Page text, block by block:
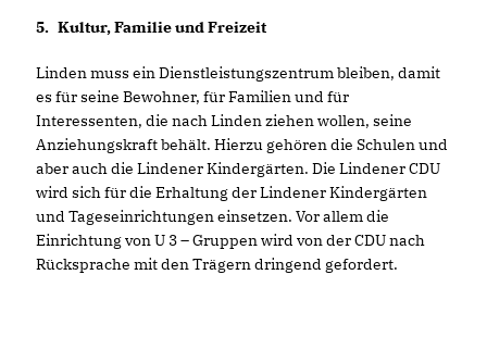
5. Kultur, Familie und Freizeit
Linden muss ein Dienstleistungszentrum bleiben, damit
es für seine Bewohner, für Familien und für
Interessenten, die nach Linden ziehen wollen, seine
Anziehungskraft behält. Hierzu gehören die Schulen und
aber auch die Lindener Kindergärten. Die Lindener CDU
wird sich für die Erhaltung der Lindener Kindergärten
und Tageseinrichtungen einsetzen. Vor allem die
Einrichtung von U 3 – Gruppen wird von der CDU nach
Rücksprache mit den Trägern dringend gefordert.